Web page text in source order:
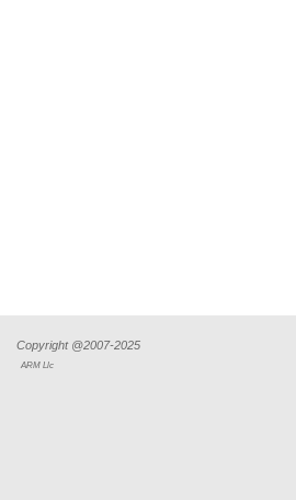
Copyright @2007-2025
ARM Llc